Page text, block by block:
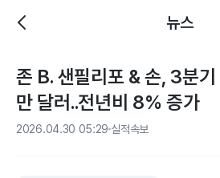
뉴스
존 B. 샌필리포 & 손, 3분
만 달러..전년비 8% 증가
2026.04.30 05:29 실적속보